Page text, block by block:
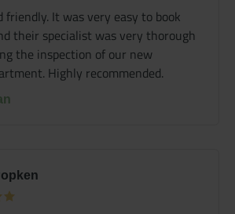
friendly. It was very easy to book
their specialist was very thorough
the inspection of our new
Highly recommended.